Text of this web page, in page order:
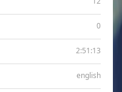
0
2:51:13
english